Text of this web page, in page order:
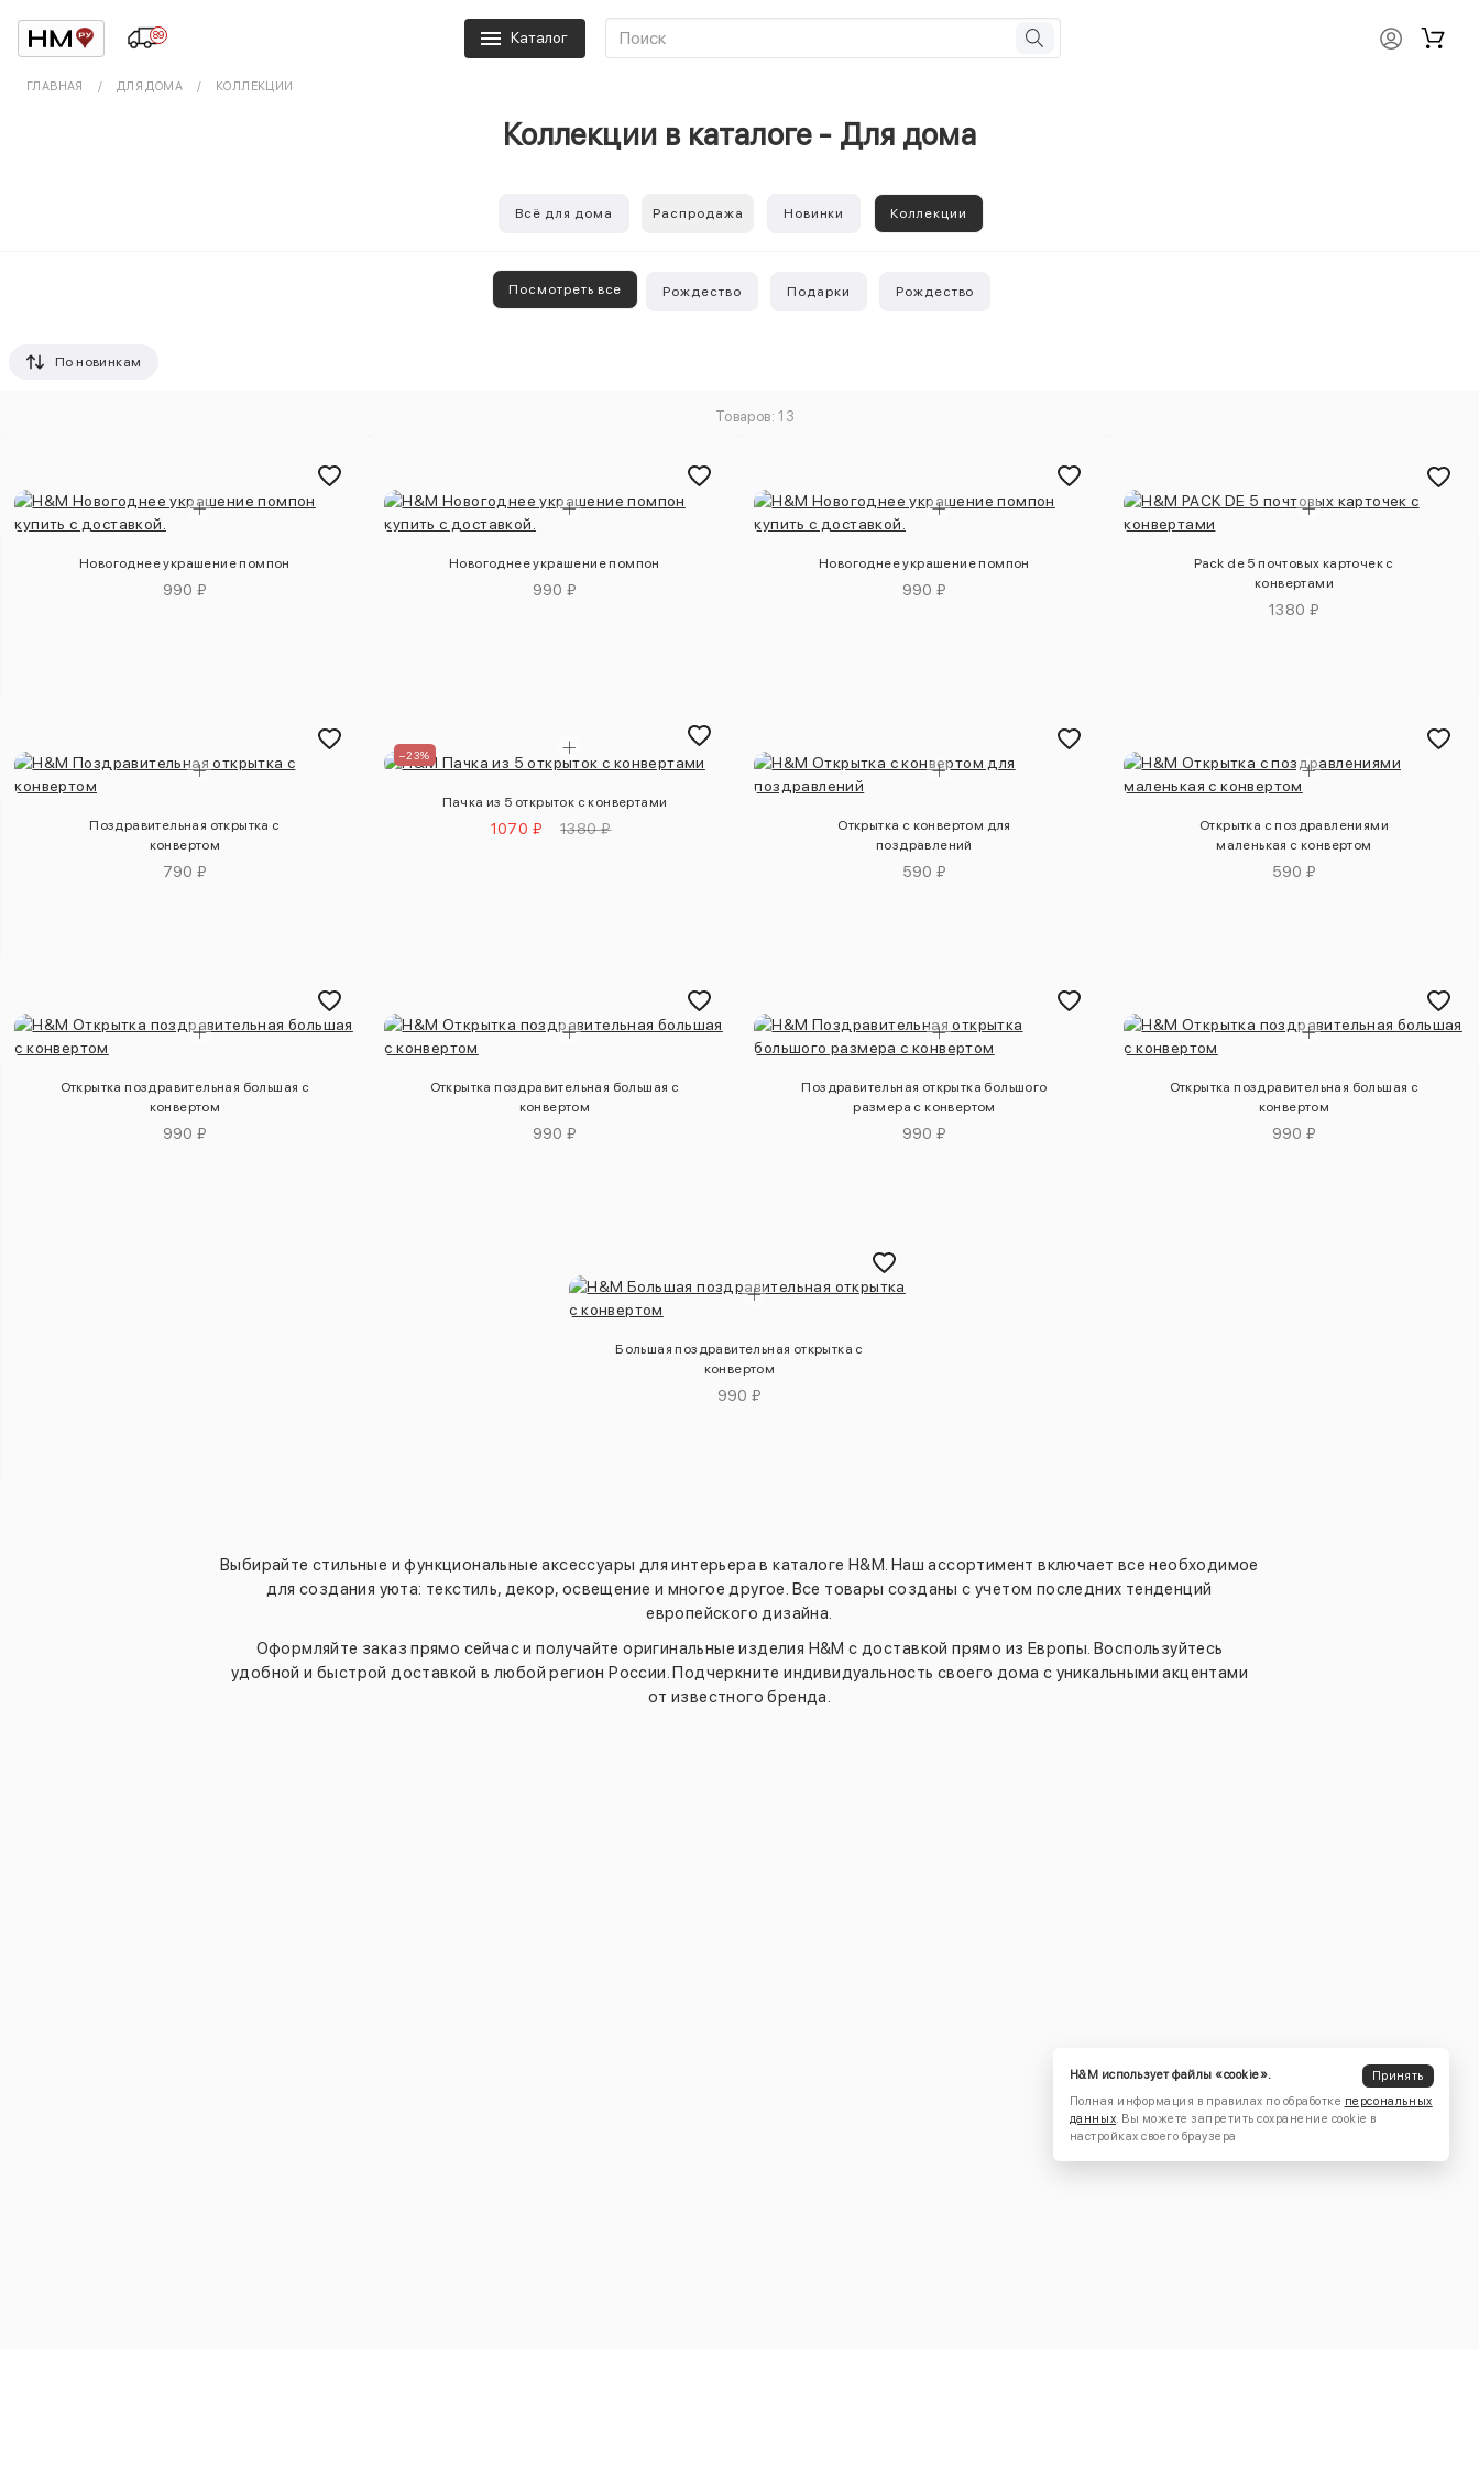
89 Каталог
ГЛАВНАЯ ДЛЯ ДОМА КОЛЛЕКЦИИ
Коллекции в каталоге - Для дома
Всё для дома Распродажа Новинки Коллекции
Посмотреть все Рождество Подарки Рождество
По новинкам
Товаров: 13
Новогоднее украшение помпон
990 ₽
Новогоднее украшение помпон
990 ₽
Новогоднее украшение помпон
990 ₽
Pack de 5 почтовых карточек с
конвертами
1380 ₽
Поздравительная открытка с
конвертом
790 ₽
–23%
Пачка из 5 открыток с конвертами
1070 ₽ 1380 ₽
Открытка с конвертом для
поздравлений
590 ₽
Открытка с поздравлениями
маленькая с конвертом
590 ₽
Открытка поздравительная большая с
конвертом
990 ₽
Открытка поздравительная большая с
конвертом
990 ₽
Поздравительная открытка большого
размера с конвертом
990 ₽
Открытка поздравительная большая с
конвертом
990 ₽
Большая поздравительная открытка с
конвертом
990 ₽
Выбирайте стильные и функциональные аксессуары для интерьера в каталоге H&M. Наш ассортимент включает все необходимое
для создания уюта: текстиль, декор, освещение и многое другое. Все товары созданы с учетом последних тенденций
европейского дизайна.
Оформляйте заказ прямо сейчас и получайте оригинальные изделия H&M с доставкой прямо из Европы. Воспользуйтесь
удобной и быстрой доставкой в любой регион России. Подчеркните индивидуальность своего дома с уникальными акцентами
от известного бренда.
H&M использует файлы «cookie».
Принять
Полная информация в правилах по обработке персональных
данных. Вы можете запретить сохранение cookie в
настройках своего браузера